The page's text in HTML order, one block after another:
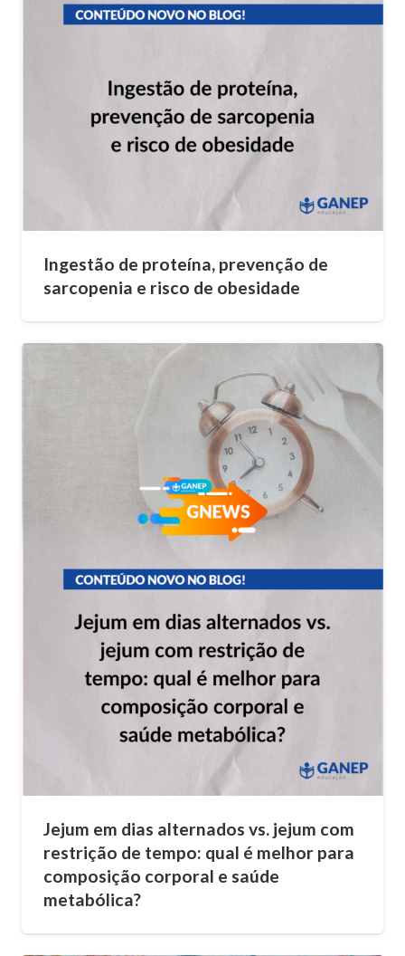
Ingestão de proteína, prevenção de
sarcopenia e risco de obesidade
Jejum em dias alternados vs. jejum com
restrição de tempo: qual é melhor para
composição corporal e saúde
metabólica?